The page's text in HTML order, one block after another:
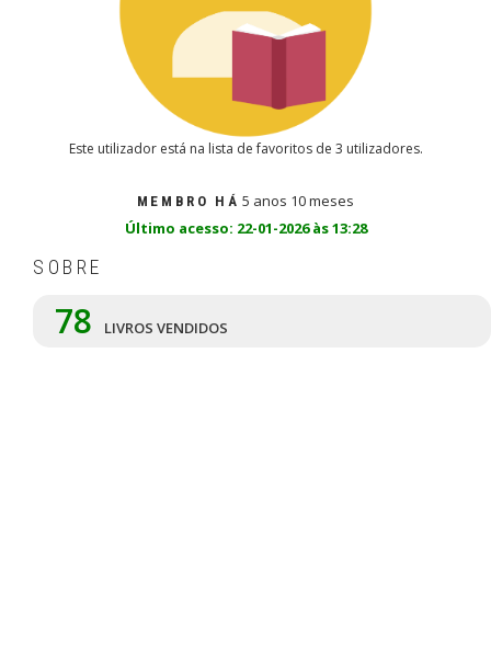
Este utilizador está na lista de favoritos de 3 utilizadores.
MEMBRO HÁ 5 anos 10 meses
Último acesso: 22-01-2026 às 13:28
SOBRE
78 LIVROS VENDIDOS